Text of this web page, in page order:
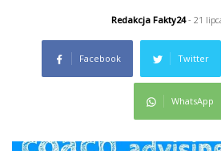
Redakcja Fakty24- 21
Facebook Twitter
WhatsApp